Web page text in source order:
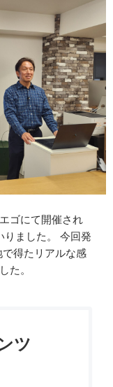
ゴにて開催され
りました。 今回発
得たリアルな感
た。
ツ